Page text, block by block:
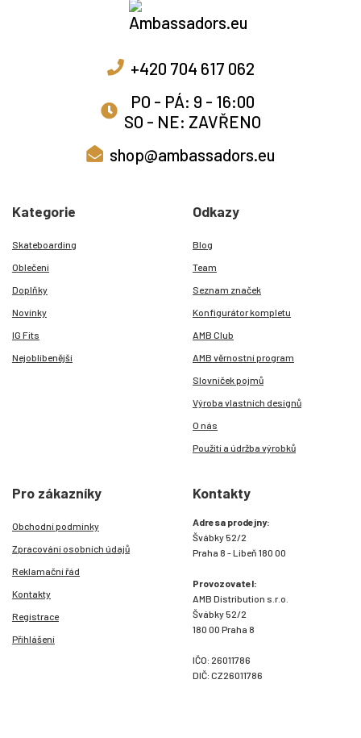
+420 704 617 062
PO - PÁ: 9 - 16:00
SO - NE: ZAVŘENO
shop@ambassadors.eu
Kategorie
Skateboarding
Oblečení
Doplňky
Novinky
IG Fits
Nejoblíbenější
Odkazy
Blog
Team
Seznam značek
Konfigurátor kompletu
AMB Club
AMB věrnostní program
Slovníček pojmů
Výroba vlastních designů
O nás
Použití a údržba výrobků
Pro zákazníky
Obchodní podmínky
Zpracování osobních údajů
Reklamační řád
Kontakty
Registrace
Přihlášení
Kontakty
Adresa prodejny:
Švábky 52/2
Praha 8 - Libeň 180 00
Provozovatel:
AMB Distribution s.r.o.
Švábky 52/2
180 00 Praha 8
IČO: 26011786
DIČ: CZ26011786